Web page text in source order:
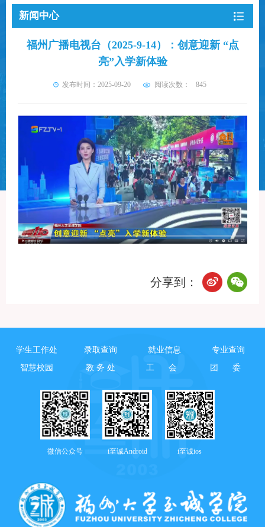
新闻中心
福州广播电视台（2025-9-14）：创意迎新 “点
亮”入学新体验
发布时间：2025-09-20 阅读次数： 845
分享到：
学生工作处 录取查询 就业信息
专业查询
智慧校园
教 务 处 工 会 团 委
微信公众号 i至诚Android i至诚ios